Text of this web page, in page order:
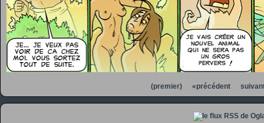
(premier) «précédent